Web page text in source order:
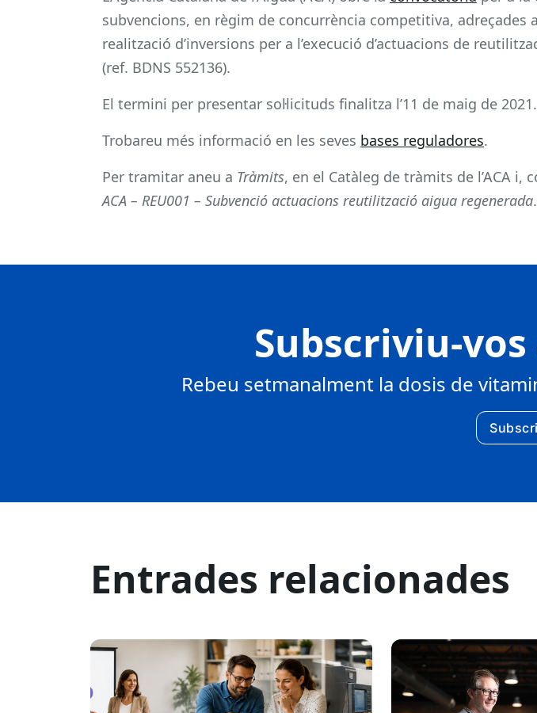
subvencions, en règim de concurrència competitiva, adreçades
realització d’inversions per a l’execució d’actuacions de
(ref. BDNS 552136).
El termini per presentar sol·licituds finalitza l’11 de maig de 2021.
Trobareu més informació en les seves bases reguladores.
Per tramitar aneu a Tràmits, en el Catàleg de tràmits de l’ACA i,
ACA – REU001 – Subvenció actuacions reutilització aigua regenerada.
Subscriviu-
Rebeu setmanalment la dosis de
Entrades relacionades